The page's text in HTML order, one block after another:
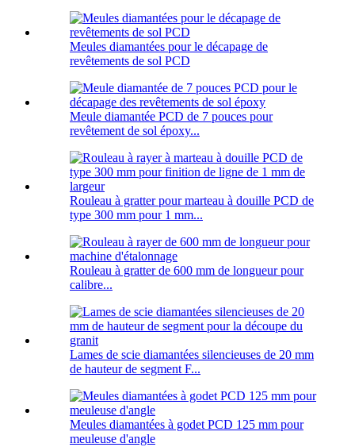
Meules diamantées pour le décapage de
revêtements de sol PCD
Meule diamantée PCD de 7 pouces pour
revêtement de sol époxy...
Rouleau à gratter pour marteau à douille PCD de
type 300 mm pour 1 mm...
Rouleau à gratter de 600 mm de longueur pour
calibre...
Lames de scie diamantées silencieuses de 20 mm
de hauteur de segment F...
Meules diamantées à godet PCD 125 mm pour
meuleuse d'angle